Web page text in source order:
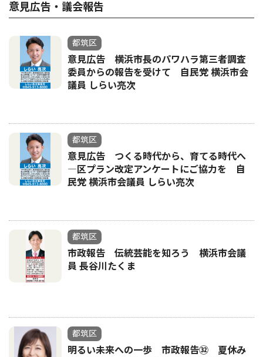
意見広告・議会報告
都筑区
意見広告 横浜市長のパワハラ第三者調査
委員からの報告を受けて 自民党 横浜市会
議員 しらい亮次
都筑区
意見広告 つくる時代から、育てる時代へ
―区プラン改定アンケートにご協力を 自
民党 横浜市会議員 しらい亮次
都筑区
市政報告 伝統芸能を知ろう 横浜市会議
員 長谷川たくま
都筑区
明るい未来への一歩 市政報告㉜ 夏休み